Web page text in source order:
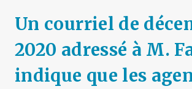
Un courriel de
2020 adressé à M.
indique que les